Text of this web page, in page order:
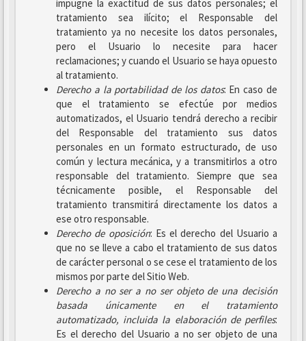
impugne la exactitud de sus datos personales; el
tratamiento sea ilícito; el Responsable del
tratamiento ya no necesite los datos personales,
pero el Usuario lo necesite para hacer
reclamaciones; y cuando el Usuario se haya opuesto
al tratamiento.
Derecho a la portabilidad de los datos: En caso de
que el tratamiento se efectúe por medios
automatizados, el Usuario tendrá derecho a recibir
del Responsable del tratamiento sus datos
personales en un formato estructurado, de uso
común y lectura mecánica, y a transmitirlos a otro
responsable del tratamiento. Siempre que sea
técnicamente posible, el Responsable del
tratamiento transmitirá directamente los datos a
ese otro responsable.
Derecho de oposición: Es el derecho del Usuario a
que no se lleve a cabo el tratamiento de sus datos
de carácter personal o se cese el tratamiento de los
mismos por parte del Sitio Web.
Derecho a no ser a no ser objeto de una decisión
basada únicamente en el tratamiento
automatizado, incluida la elaboración de perfiles:
Es el derecho del Usuario a no ser objeto de una